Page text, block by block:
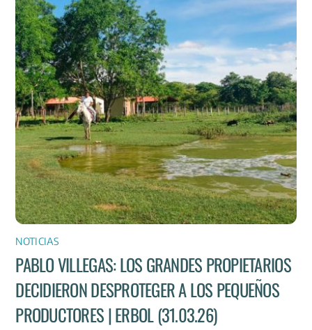
NOTICIAS
PABLO VILLEGAS: LOS GRANDES PROPIETARIOS
DECIDIERON DESPROTEGER A LOS PEQUEÑOS
PRODUCTORES | ERBOL (31.03.26)